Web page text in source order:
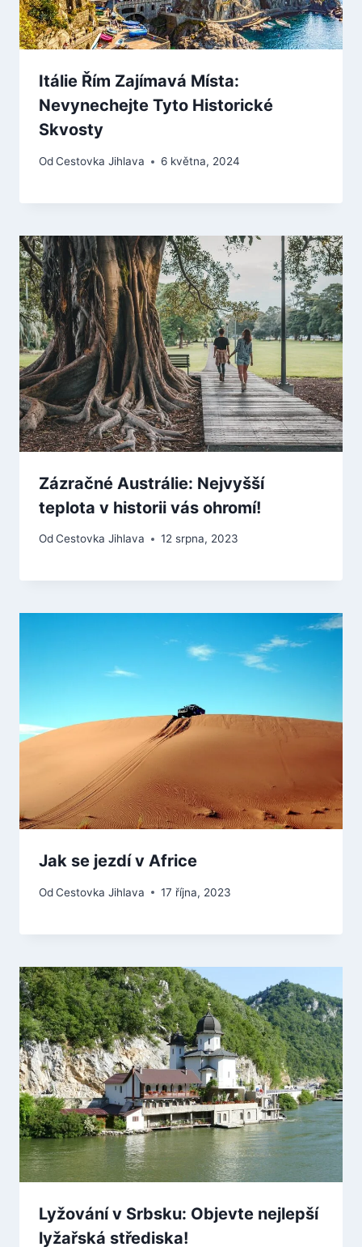
Itálie Řím Zajímavá Místa:
Nevynechejte Tyto Historické
Skvosty
OdCestovka Jihlava 6 května, 2024
Zázračné Austrálie: Nejvyšší
teplota v historii vás ohromí!
OdCestovka Jihlava 12 srpna, 2023
Jak se jezdí v Africe
OdCestovka Jihlava 17 října, 2023
Lyžování v Srbsku: Objevte nejlepší
lyžařská střediska!